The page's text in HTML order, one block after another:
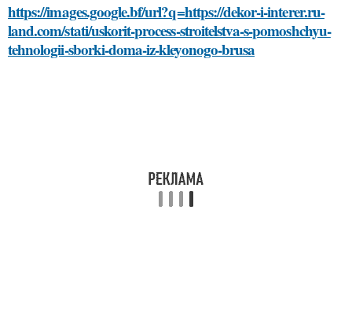
https://images.google.bf/url?q=https://dekor-i-interer.ru-
land.com/stati/uskorit-process-stroitelstva-s-pomoshchyu-
tehnologii-sborki-doma-iz-kleyonogo-brusa